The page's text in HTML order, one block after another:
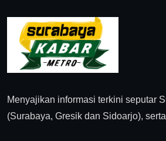
Menyajikan informasi terkini seputar
(Surabaya, Gresik dan Sidoarjo),